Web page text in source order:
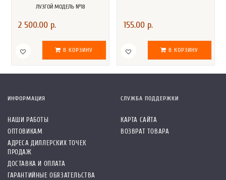
ЛУЗГОЙ МОДЕЛЬ №18
2 500.00 р.
В КОРЗИНУ
155.00 р.
В КОРЗИНУ
ИНФОРМАЦИЯ
НАШИ РАБОТЫ
ОПТОВИКАМ
АДРЕСА ДИЛЛЕРСКИХ ТОЧЕК
ПРОДАЖ
ДОСТАВКА И ОПЛАТА
ГАРАНТИЙНЫЕ ОБЯЗАТЕЛЬСТВА
СЛУЖБА ПОДДЕРЖКИ
КАРТА САЙТА
ВОЗВРАТ ТОВАРА